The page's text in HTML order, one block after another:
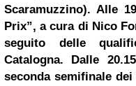
Scaramuzzino). Alle
Prix”, a cura di Nico
seguito delle
Catalogna. Dalle
seconda semifinale